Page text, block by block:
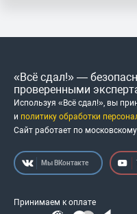
«Всё сдал!» —
проверенными
Используя «Всё сдал!», вы
и политику обработки
Сайт работает по
Мы ВКонтакте
Принимаем к оплате